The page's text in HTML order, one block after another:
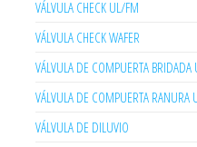
VÁLVULA CHECK UL/FM
VÁLVULA CHECK WAFER
VÁLVULA DE COMPUERTA
VÁLVULA DE COMPUERTA RANURA
VÁLVULA DE DILUVIO